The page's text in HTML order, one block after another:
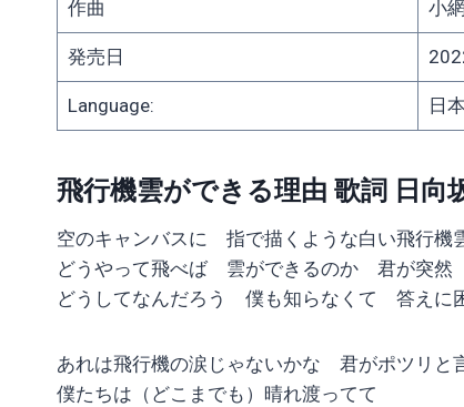
作曲 小
発売日
Language: 日
飛行機雲ができる理由 歌詞 日向
空のキャンバスに 指で描くような白い飛行機
どうやって飛べば 雲ができるのか 君が突然
どうしてなんだろう 僕も知らなくて 答えに
あれは飛行機の涙じゃないかな 君がポツリと
僕たちは（どこまでも）晴れ渡ってて